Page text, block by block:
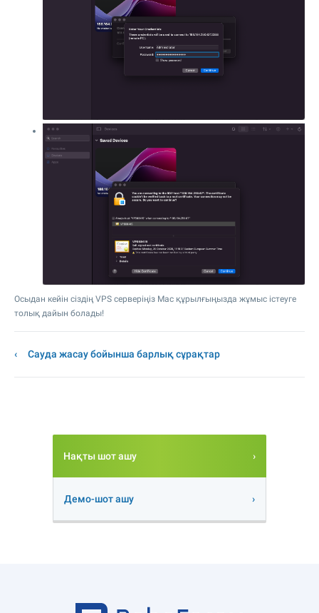
Осыдан кейін сіздің VPS серверіңіз Mac құрылғыңызда жұмыс істеуге
толық дайын болады!
Сауда жасау бойынша барлық сұрақтар
Нақты шот ашу
Демо-шот ашу